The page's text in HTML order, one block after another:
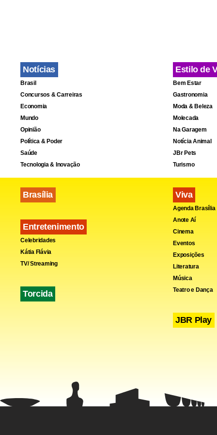
agora tem
carimbar a
O defensor
não foi
a pegada e
Já o meia
[a
Agora,
Notícias
Brasil
Concursos & Carreiras
Economia
Mundo
Opinião
Política & Poder
Saúde
Tecnologia & Inovação
Brasília
Entretenimento
Celebridades
Kátia Flávia
TV/ Streaming
Torcida
Estilo de
Bem Estar
Gastronomia
Moda & Beleza
Molecada
Na Garagem
Notícia Animal
JBr Pets
Turismo
Viva
Agenda Brasília
Anote Aí
Cinema
Eventos
Exposições
Literatura
Música
Teatro e Dança
JBR Play